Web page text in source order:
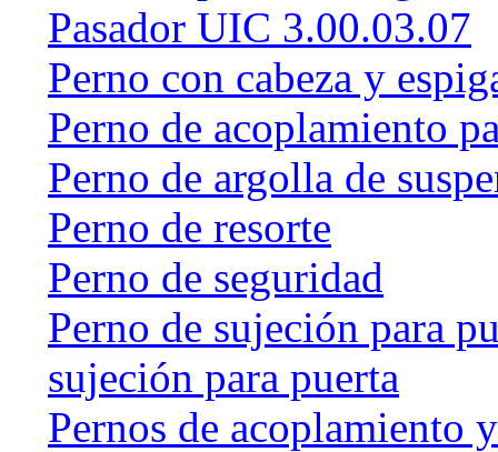
Pasador UIC 3.00.03.07
Perno con cabeza y
Perno de acoplamiento
Perno de argolla de
Perno de resorte
Perno de seguridad
Perno de sujeción para
sujeción para puerta
Pernos de acoplamiento